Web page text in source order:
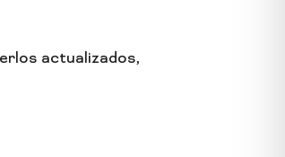
actualizados,